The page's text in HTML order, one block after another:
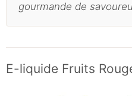
gourmande de
E-liquide Fruits